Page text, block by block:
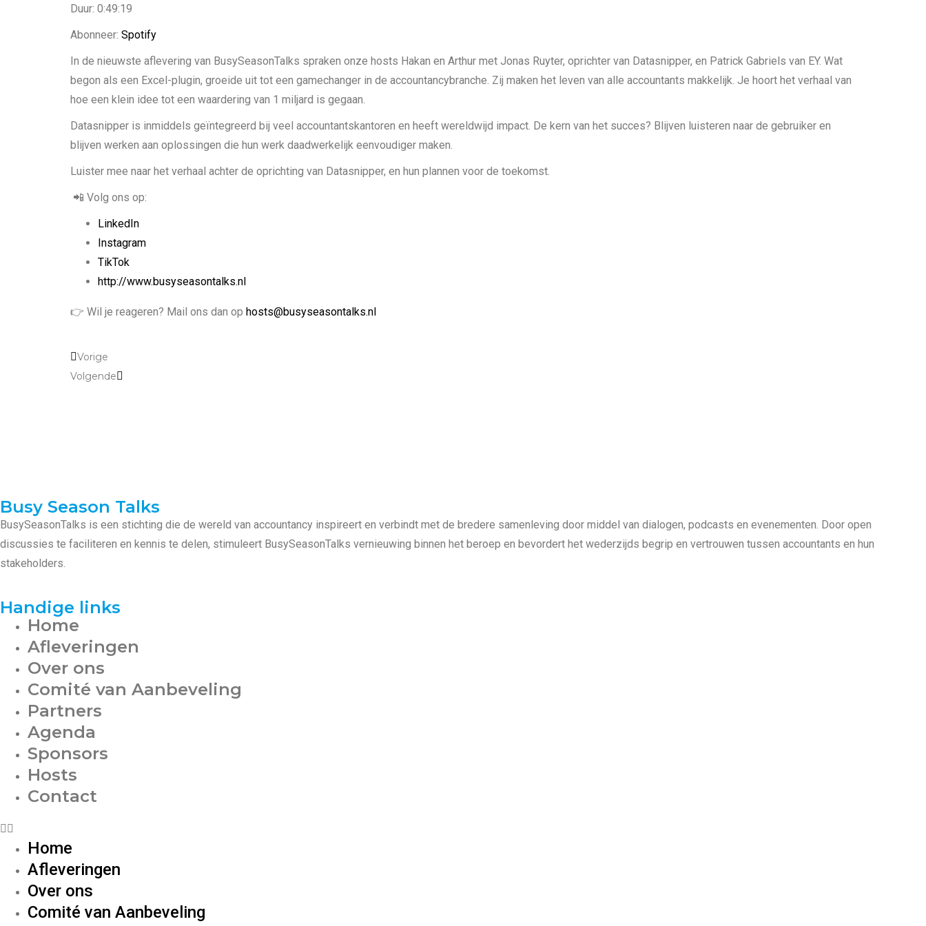
RSS FEED
LINK
EMBED
Duur: 0:49:19
Abonneer: Spotify
In de nieuwste aflevering van BusySeasonTalks spraken onze hosts Hakan en Arthur met Jonas Ruyter, oprichter van Datasnipper, en Patrick Gabriels van EY. Wat
begon als een Excel-plugin, groeide uit tot een gamechanger in de accountancybranche. Zij maken het leven van alle accountants makkelijk. Je hoort het verhaal van
hoe een klein idee tot een waardering van 1 miljard is gegaan.
Datasnipper is inmiddels geïntegreerd bij veel accountantskantoren en heeft wereldwijd impact. De kern van het succes? Blijven luisteren naar de gebruiker en
blijven werken aan oplossingen die hun werk daadwerkelijk eenvoudiger maken.
Luister mee naar het verhaal achter de oprichting van Datasnipper, en hun plannen voor de toekomst.
📲 Volg ons op:
LinkedIn
Instagram
TikTok
http://www.busyseasontalks.nl
👉 Wil je reageren? Mail ons dan op hosts@busyseasontalks.nl
Vorige
Volgende
Busy Season Talks
BusySeasonTalks is een stichting die de wereld van accountancy inspireert en verbindt met de bredere samenleving door middel van dialogen, podcasts en evenementen. Door open
discussies te faciliteren en kennis te delen, stimuleert BusySeasonTalks vernieuwing binnen het beroep en bevordert het wederzijds begrip en vertrouwen tussen accountants en hun
stakeholders.
Handige links
Home
Afleveringen
Over ons
Comité van Aanbeveling
Partners
Agenda
Sponsors
Hosts
Contact
Home
Afleveringen
Over ons
Comité van Aanbeveling